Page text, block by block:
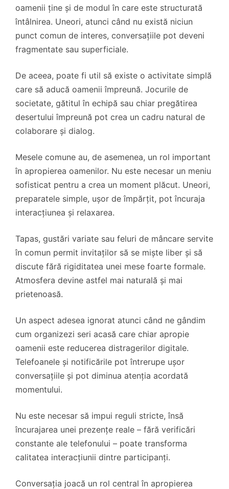
oamenii ține și de modul în care este structurată
întâlnirea. Uneori, atunci când nu există niciun
punct comun de interes, conversațiile pot deveni
fragmentate sau superficiale.
De aceea, poate fi util să existe o activitate simplă
care să aducă oamenii împreună. Jocurile de
societate, gătitul în echipă sau chiar pregătirea
desertului împreună pot crea un cadru natural de
colaborare și dialog.
Mesele comune au, de asemenea, un rol important
în apropierea oamenilor. Nu este necesar un meniu
sofisticat pentru a crea un moment plăcut. Uneori,
preparatele simple, ușor de împărțit, pot încuraja
interacțiunea și relaxarea.
Tapas, gustări variate sau feluri de mâncare servite
în comun permit invitaților să se miște liber și să
discute fără rigiditatea unei mese foarte formale.
Atmosfera devine astfel mai naturală și mai
prietenoasă.
Un aspect adesea ignorat atunci când ne gândim
cum organizezi seri acasă care chiar apropie
oamenii este reducerea distragerilor digitale.
Telefoanele și notificările pot întrerupe ușor
conversațiile și pot diminua atenția acordată
momentului.
Nu este necesar să impui reguli stricte, însă
încurajarea unei prezențe reale – fără verificări
constante ale telefonului – poate transforma
calitatea interacțiunii dintre participanți.
Conversația joacă un rol central în apropierea